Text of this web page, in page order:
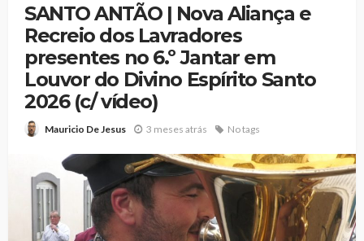
SANTO ANTÃO | Nova Aliança e
Recreio dos Lavradores
presentes no 6.º Jantar em
Louvor do Divino Espírito Santo
2026 (c/ vídeo)
Mauricio De Jesus 3 meses atrás No tags